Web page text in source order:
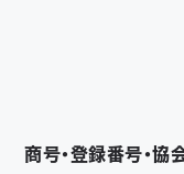
商号・登録番号・協